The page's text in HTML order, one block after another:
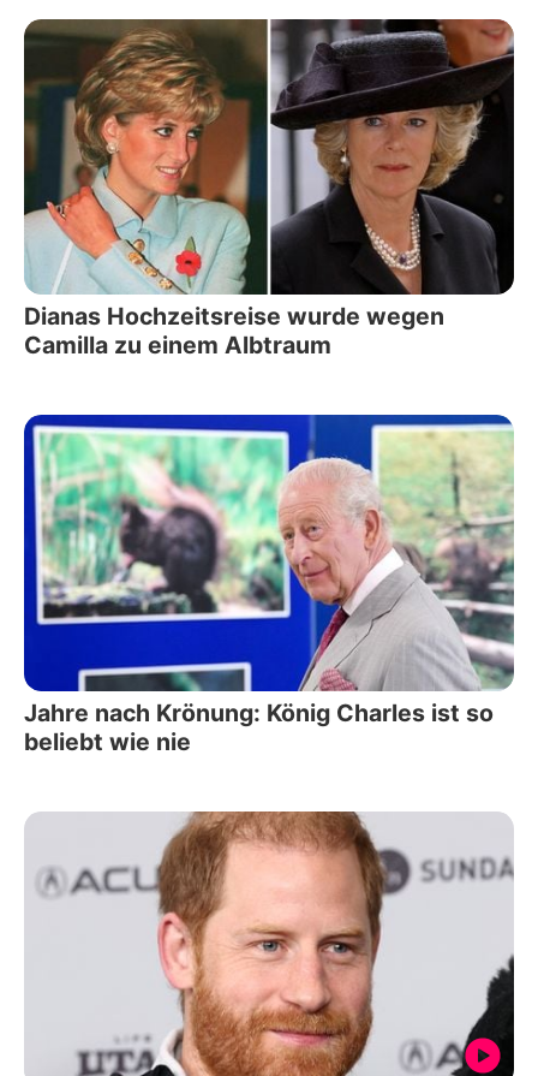
Dianas Hochzeitsreise wurde wegen
Camilla zu einem Albtraum
Jahre nach Krönung: König Charles ist so
beliebt wie nie